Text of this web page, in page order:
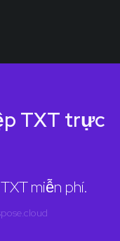
TXT trực
miễn phí.